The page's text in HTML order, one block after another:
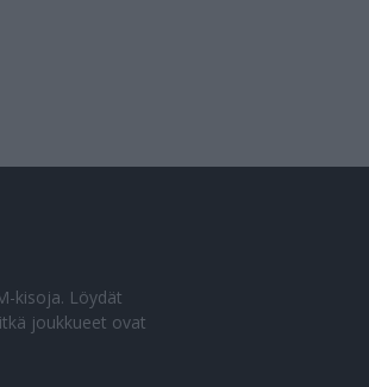
kisoja. Löydät
joukkueet ovat